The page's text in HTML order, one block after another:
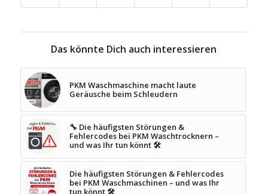
Das könnte Dich auch interessieren
PKM Waschmaschine macht laute
Geräusche beim Schleudern
🔧 Die häufigsten Störungen &
Fehlercodes bei PKM Waschtrocknern –
und was Ihr tun könnt 🛠️
Die häufigsten Störungen & Fehlercodes
bei PKM Waschmaschinen – und was Ihr
tun könnt 🛠️